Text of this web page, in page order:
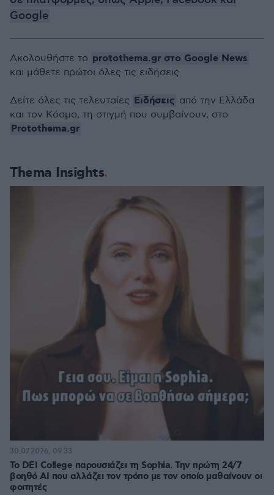
Google
Thema Insights
Το DEI College παρουσιάζει τη Sophia. Την πρώτη 24/7
βοηθό AI που αλλάζει τον τρόπο με τον οποίο μαθαίνουν οι
φοιτητές
30.07.2026, 09:33
Ακολουθήστε το protothema.gr στο Google News
και μάθετε πρώτοι όλες τις ειδήσεις
Δείτε όλες τις τελευταίες Ειδήσεις από την Ελλάδα
και τον Κόσμο, τη στιγμή που συμβαίνουν, στο
Protothema.gr